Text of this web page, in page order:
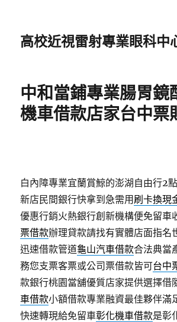
高校近視雷射專業眼科中
中和當鋪專業腸胃鏡
機車借款店家台中票
白內障專業宜蘭賞鯨的澎湖自由行2
新店民間銀行快拿到急需用 刷卡換現
優惠行銷火熱銀行創新機構便免留車
票借款辦理貸款請找有實體店面指名
迅速借款管道龜山汽車借款合法典當
務您支票客票或公司票借款皆可台中
款銀行桃園當舖優質店家提供選擇借
車借款小額借款專業融資最佳夥伴滿
快速轉現給免留車彰化機車借款是彰